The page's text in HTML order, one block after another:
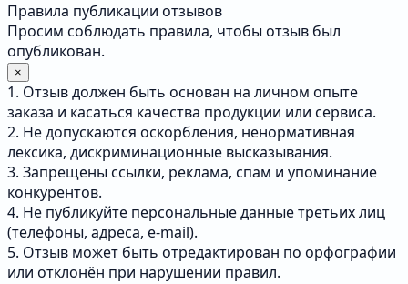
Правила публикации отзывов
Просим соблюдать правила, чтобы отзыв был
опубликован.
×
1. Отзыв должен быть основан на личном опыте
заказа и касаться качества продукции или сервиса.
2. Не допускаются оскорбления, ненормативная
лексика, дискриминационные высказывания.
3. Запрещены ссылки, реклама, спам и упоминание
конкурентов.
4. Не публикуйте персональные данные третьих лиц
(телефоны, адреса, e-mail).
5. Отзыв может быть отредактирован по орфографии
или отклонён при нарушении правил.